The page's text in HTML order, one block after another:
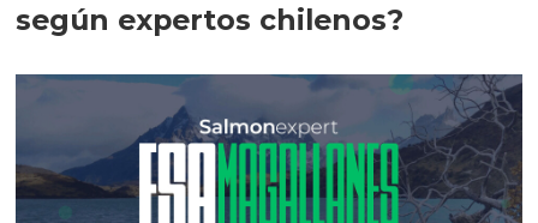
según expertos chilenos?